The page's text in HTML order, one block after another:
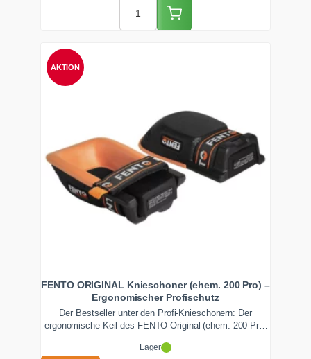
AKTION
FENTO ORIGINAL Knieschoner (ehem. 200 Pro) –
Ergonomischer Profischutz
Der Bestseller unter den Profi-Knieschonern: Der
ergonomische Keil des FENTO Original (ehem. 200 Pro)
flächig auf den Unterschenkel. Nur ca. 300 g,
Lager